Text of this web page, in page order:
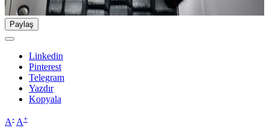
Paylaş
Linkedin
Pinterest
Telegram
Yazdır
Kopyala
A- A+